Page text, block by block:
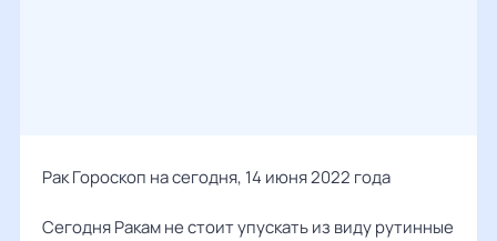
Рак Гороскоп на сегодня, 14 июня 2022 года
Сегодня Ракам не стоит упускать из виду рутинные